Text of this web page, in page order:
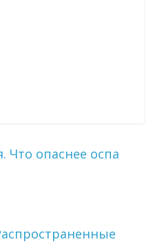
Что опаснее оспа